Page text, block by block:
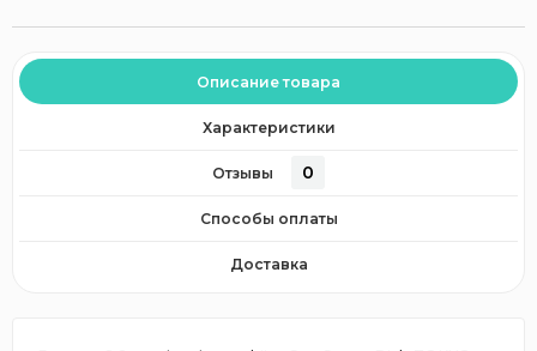
Описание товара
Характеристики
Отзывы 0
Способы оплаты
Доставка